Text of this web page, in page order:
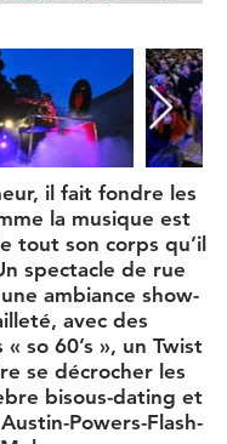
il fait fondre les
la musique est
tout son corps qu’il
spectacle de rue
ambiance show-
avec des
so 60’s », un Twist
se décrocher les
bisous-dating et
Powers-Flash-